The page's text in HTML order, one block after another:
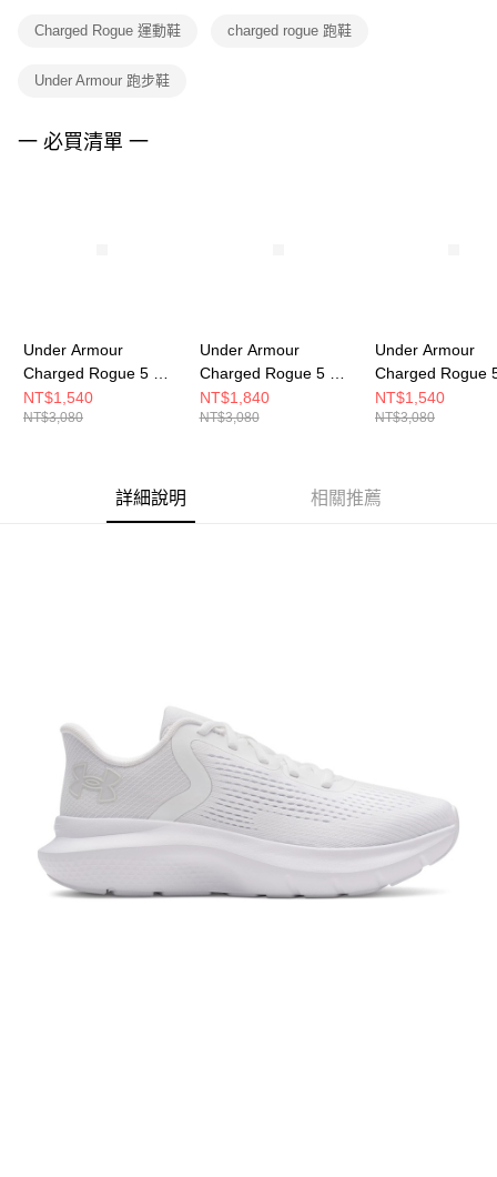
３．未成年的使用者請事先徵得法定代理人或監護人之同意方可使用
任。
請求用戶進行身份認證。
５．嚴禁一人註冊多個帳號或使用他人資訊註冊。若發現惡意使用之情形，
Charged Rogue 運動鞋 charged rogue 跑鞋
Under Armour 跑步鞋
一 必買清單 一
Under Armour
Charged Rogue 5 男
慢跑鞋 3028256-101
NT$1,540
NT$3,080
Under Armour
Charged Rogue 5 女
跑步鞋 3028262-535
NT$1,840
NT$3,080
Under Armour
Charged Rogue
跑步鞋
NT$1,540
NT$3,080
詳細說明 相關推薦